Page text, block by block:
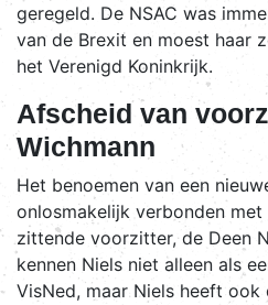
geregeld. De NSAC was
van de Brexit en moest haar
het Verenigd Koninkrijk.
Afscheid van
Wichmann
Het benoemen van een
onlosmakelijk verbonden
zittende voorzitter, de Deen
kennen Niels niet alleen als
VisNed, maar Niels heeft ook